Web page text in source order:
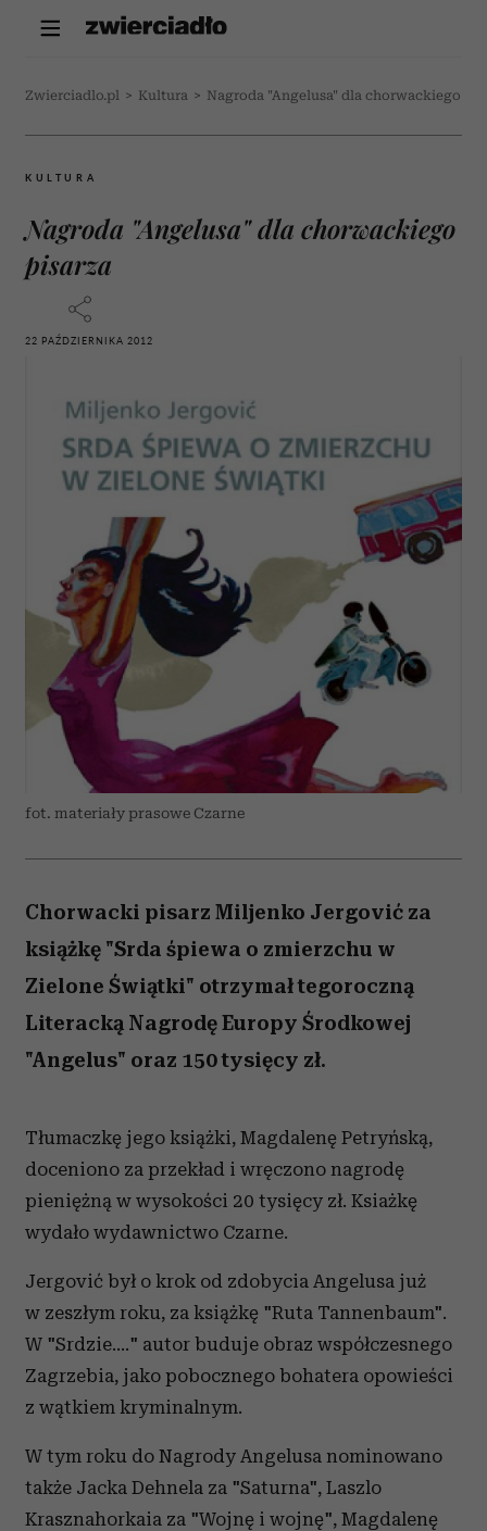
Zwierciadlo.pl > Kultura > Nagroda "Angelusa" dla chorwackiego
KULTURA
Nagroda "Angelusa" dla chorwackiego
pisarza
22 PAŹDZIERNIKA 2012
fot. materiały prasowe Czarne
Chorwacki pisarz Miljenko Jergović za
książkę "Srda śpiewa o zmierzchu w
Zielone Świątki" otrzymał tegoroczną
Literacką Nagrodę Europy Środkowej
"Angelus" oraz 150 tysięcy zł.
Tłumaczkę jego książki, Magdalenę Petryńską,
doceniono za przekład i wręczono nagrodę
pieniężną w wysokości 20 tysięcy zł. Ksiażkę
wydało wydawnictwo Czarne.
Jergović był o krok od zdobycia Angelusa już
w zeszłym roku, za książkę "Ruta Tannenbaum".
W "Srdzie...." autor buduje obraz współczesnego
Zagrzebia, jako pobocznego bohatera opowieści
z wątkiem kryminalnym.
W tym roku do Nagrody Angelusa nominowano
także Jacka Dehnela za "Saturna", Laszlo
Krasznahorkaia za "Wojnę i wojnę", Magdalenę